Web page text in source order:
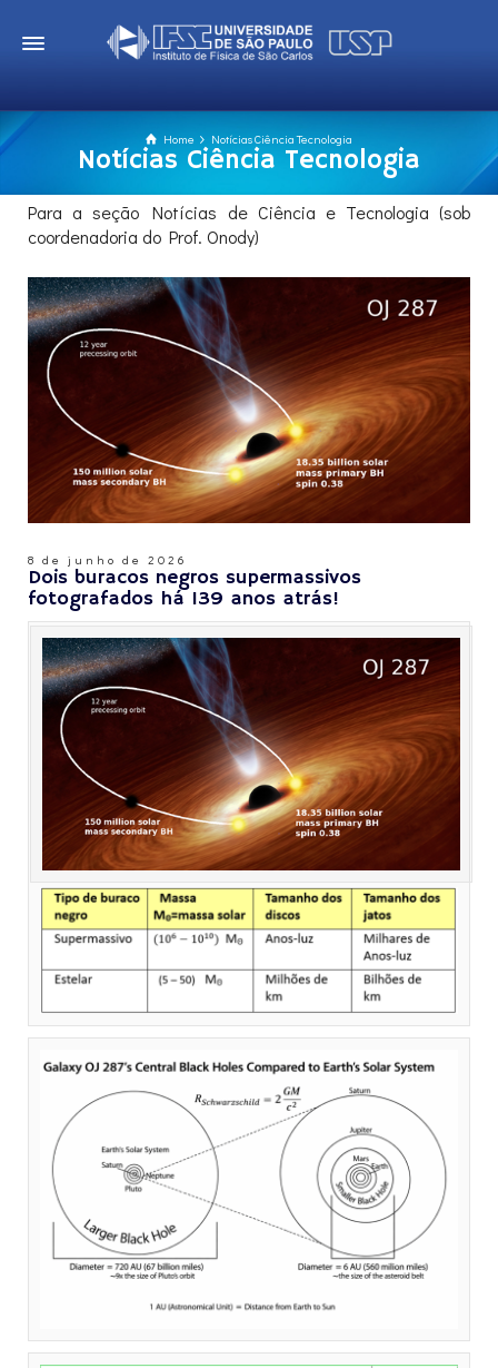
Home Notícias Ciência Tecnologia
Notícias Ciência Tecnologia
Para a seção Notícias de Ciência e Tecnologia (sob
coordenadoria do Prof. Onody)
8 de junho de 2026
Dois buracos negros supermassivos
fotografados há 139 anos atrás!